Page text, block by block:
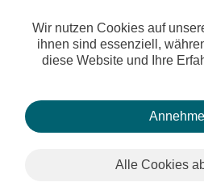
Sonderausstellung: "800
Wir nutzen Cookies auf
ihnen sind essenziell,
diese Website und Ihre
Alle Cookies